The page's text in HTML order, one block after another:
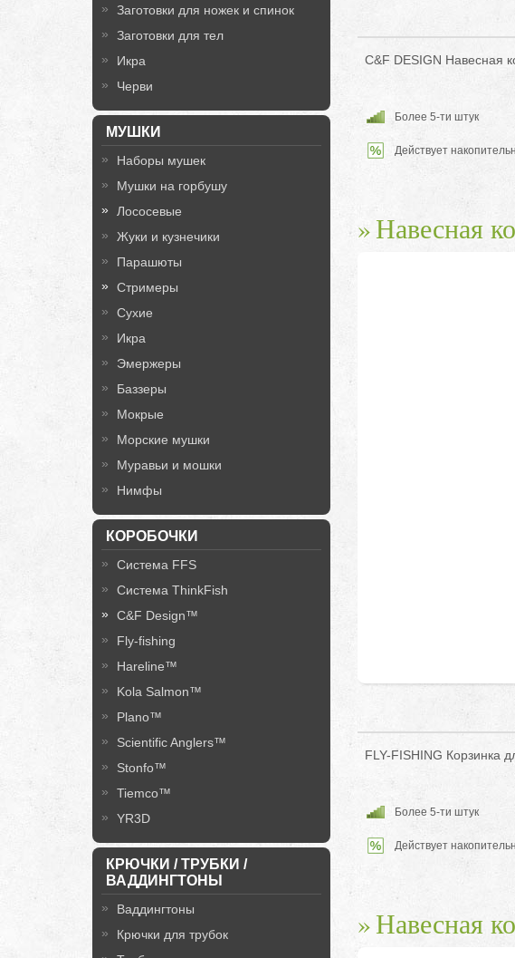
Заготовки для ножек и спинок
Заготовки для тел
Икра
Черви
МУШКИ
Наборы мушек
Мушки на горбушу
Лососевые
Жуки и кузнечики
Парашюты
Стримеры
Сухие
Икра
Эмержеры
Баззеры
Мокрые
Морские мушки
Муравьи и мошки
Нимфы
КОРОБОЧКИ
Система FFS
Система ThinkFish
C&F Design™
Fly-fishing
Hareline™
Kola Salmon™
Plano™
Scientific Anglers™
Stonfo™
Tiemco™
YR3D
КРЮЧКИ / ТРУБКИ /
ВАДДИНГТОНЫ
Ваддингтоны
Крючки для трубок
C&F DESIGN Навесная
Более 5-ти штук
Действует
Навесная
FLY-FISHING Корзинка
Более 5-ти штук
Действует
Навесная